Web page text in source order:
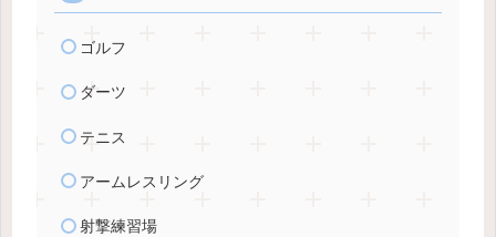
ゴルフ
ダーツ
テニス
アームレスリング
射撃練習場